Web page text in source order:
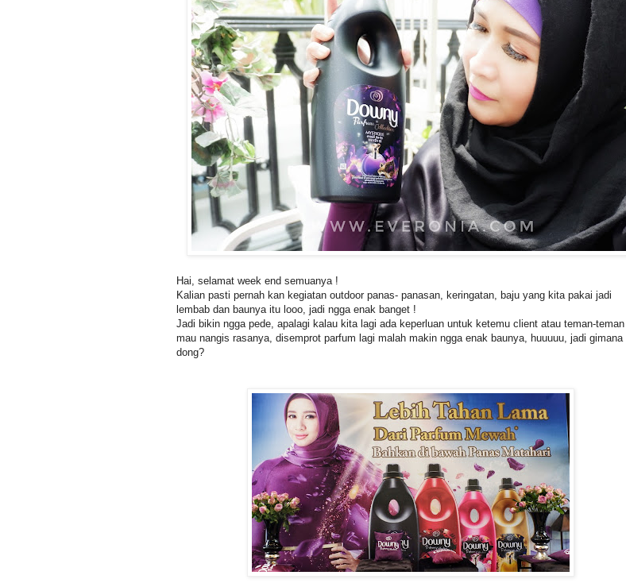
Hai, selamat week end semuanya !
Kalian pasti pernah kan kegiatan outdoor panas- panasan, keringatan, baju yang kita pakai jadi
lembab dan baunya itu looo, jadi ngga enak banget !
Jadi bikin ngga pede, apalagi kalau kita lagi ada keperluan untuk ketemu client atau teman-teman ,
mau nangis rasanya, disemprot parfum lagi malah makin ngga enak baunya, huuuuu, jadi gimana
dong?